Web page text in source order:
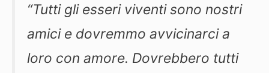
“Tutti gli esseri viventi sono nostri
amici e dovremmo avvicinarci a
loro con amore. Dovrebbero tutti